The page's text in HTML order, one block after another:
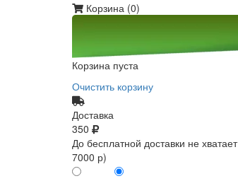
Корзина (0)
Корзина пуста
Очистить корзину
Доставка
350
До бесплатной доставки не хватает
7000 р)